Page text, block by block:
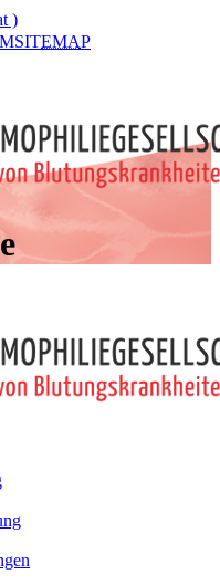
)
SITEMAP